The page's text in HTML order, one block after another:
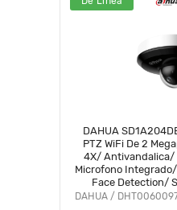
DAHUA
PTZ WiFi De 2 Megapixeles/ Zoom Optico
4X/ Antivandalica/ Luz IR de 20 Metros/
Microfono
Face Detection/
IP66/IK08/ #DAV